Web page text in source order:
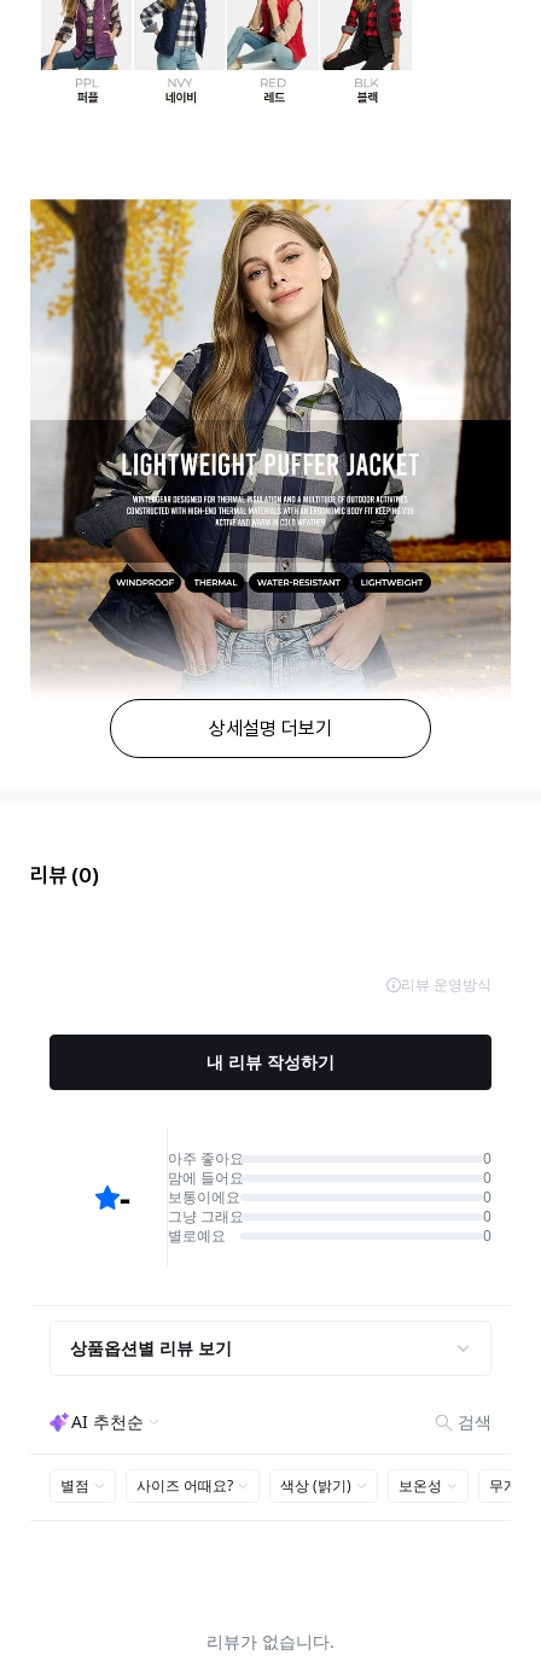
상세설명 더보기
리뷰 (0)